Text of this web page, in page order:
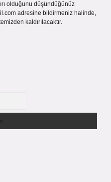
olduğunu düşündüğünüz
adresine bildirmeniz halinde,
kaldırılacaktır.